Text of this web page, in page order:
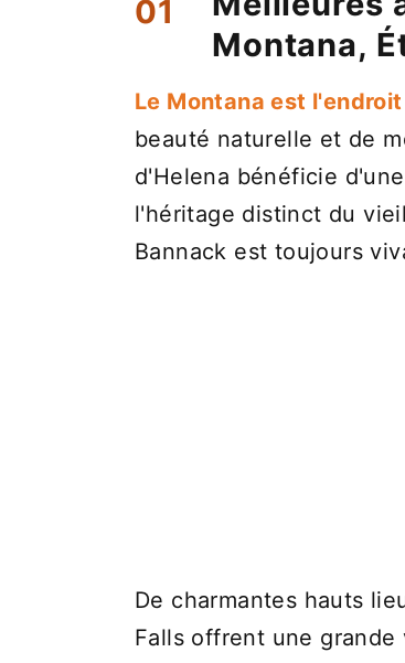
Montana,
Le Montana est
beauté naturelle et de
d'Helena bénéficie
l'héritage distinct du
Bannack est toujours
De charmantes hauts
Falls offrent une